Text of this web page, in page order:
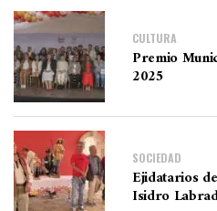
CULTURA
Premio
2025
SOCIEDAD
Ejidatarios
Isidro